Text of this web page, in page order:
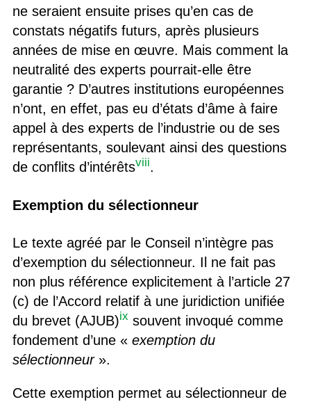
ne seraient ensuite prises qu’en cas de
constats négatifs futurs, après plusieurs
années de mise en œuvre. Mais comment la
neutralité des experts pourrait-elle être
garantie ? D’autres institutions européennes
n’ont, en effet, pas eu d’états d’âme à faire
appel à des experts de l’industrie ou de ses
représentants, soulevant ainsi des questions
de conflits d’intérêtsviii.
Exemption du sélectionneur
Le texte agréé par le Conseil n’intègre pas
d’exemption du sélectionneur. Il ne fait pas
non plus référence explicitement à l’article 27
(c) de l’Accord relatif à une juridiction unifiée
du brevet (AJUB)ix souvent invoqué comme
fondement d’une « exemption du
sélectionneur».
Cette exemption permet au sélectionneur de